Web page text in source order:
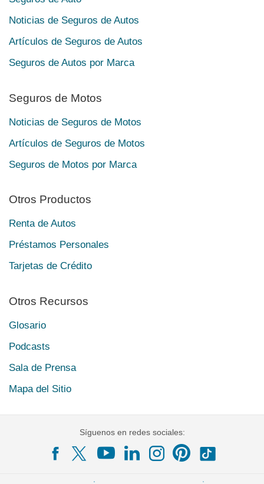
Noticias de Seguros de Autos
Artículos de Seguros de Autos
Seguros de Autos por Marca
Seguros de Motos
Noticias de Seguros de Motos
Artículos de Seguros de Motos
Seguros de Motos por Marca
Otros Productos
Renta de Autos
Préstamos Personales
Tarjetas de Crédito
Otros Recursos
Glosario
Podcasts
Sala de Prensa
Mapa del Sitio
Síguenos en redes sociales: